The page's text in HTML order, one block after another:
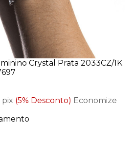
Crystal Prata 2033CZ/1K
pix (5% Desconto) Economize